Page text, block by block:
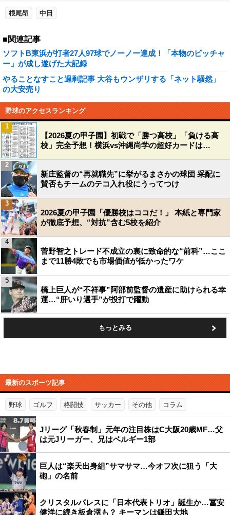
根尾昂 中日
■関連記事
ソフトB東浜が打者27人97球でノーノー達成！「本物のピッチャ
ー」が成し遂げた大記録
やることなすこと過剰記事 大谷もウンザリする「ネット騒然」
の大安売り
野球のアクセスランキング
【2026夏の甲子園】初戦で「勝つ高校」「負ける高
校」完全予想！横浜vs沖縄尚学の超好カードは…
1
新庄監督の“再就職先”に挙がるまさかの球団 采配に
賛否もチームのテコ入れ役にうってつけ
2
2026夏の甲子園「優勝校はココだ！」 本紙と専門家
が徹底予想、“対抗”含む5校を紹介
3
菅野智之トレード不成立の裏に致命的な“前科”…ここ
まで11勝4敗でも市場価値が低かったワケ
4
橋上巨人が“不祥事”阿部前監督の遺産に助けられる幸
運…“肝いり選手”が投打で躍動
5
もっとみる
最新のスポーツ記事
野球 ゴルフ 格闘技 サッカー その他 コラム
Jリーグ「秋春制」元年の注目株はC大阪20歳MF…父
は元Jリーガー、兄はベルギー1部
巨人は“楽天出身組”サマサマ…今オフ次に狙う「大
砲」の名前
クリスタルパレスに「日本代表トリオ」誕生か…冨安
健洋に続き板倉滉も？ キーマンは鎌田大地